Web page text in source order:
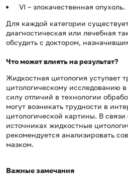
VI – злокачественная опухоль.
Для каждой категории
диагностическая или лечебная
обсудить с доктором,
Что может влиять на результат?
Жидкостная цитология уступает
цитологическому исследованию
силу отличий в технологии
могут возникать трудности в
цитологической картины. В
источниках жидкостные
рекомендуется анализировать
мазком.
Важные замечания